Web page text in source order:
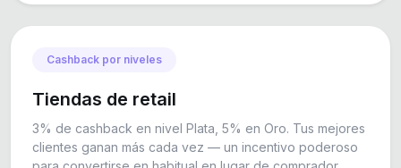
Cashback por niveles
Tiendas de retail
3% de cashback en nivel Plata, 5% en Oro. Tus mejores
clientes ganan más cada vez — un incentivo poderoso